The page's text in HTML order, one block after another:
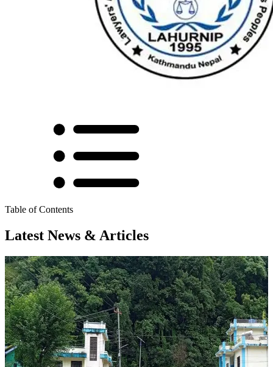
Table of Contents
Latest News & Articles